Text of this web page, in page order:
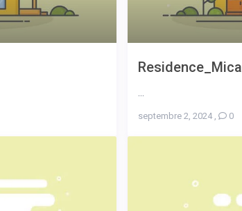
Residence_Mica
...
septembre 2, 2024, 0